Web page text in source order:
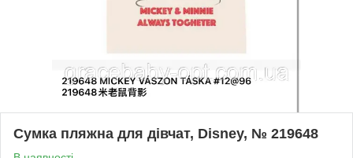
Сумка пляжна для дівчат, Disney, № 219648